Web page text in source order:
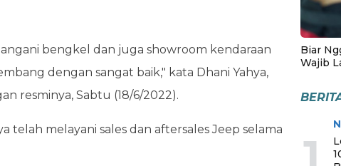
bengkel dan juga showroom kendaraan
dengan sangat baik," kata Dhani Yahya,
resminya, Sabtu (18/6/2022).
telah melayani sales dan aftersales Jeep selama
Biar
Wajib